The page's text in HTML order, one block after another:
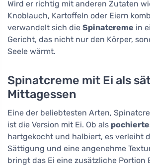
Wird er richtig mit anderen Zutaten
Knoblauch, Kartoffeln oder Eiern
verwandelt sich die Spinatcreme in
Gericht, das nicht nur den Körper,
Seele wärmt.
Spinatcreme mit Ei als
Mittagessen
Eine der beliebtesten Arten,
ist die Version mit Ei. Ob als
hartgekocht und halbiert, es verleiht
Sättigung und eine angenehme
bringt das Ei eine zusätzliche Portion